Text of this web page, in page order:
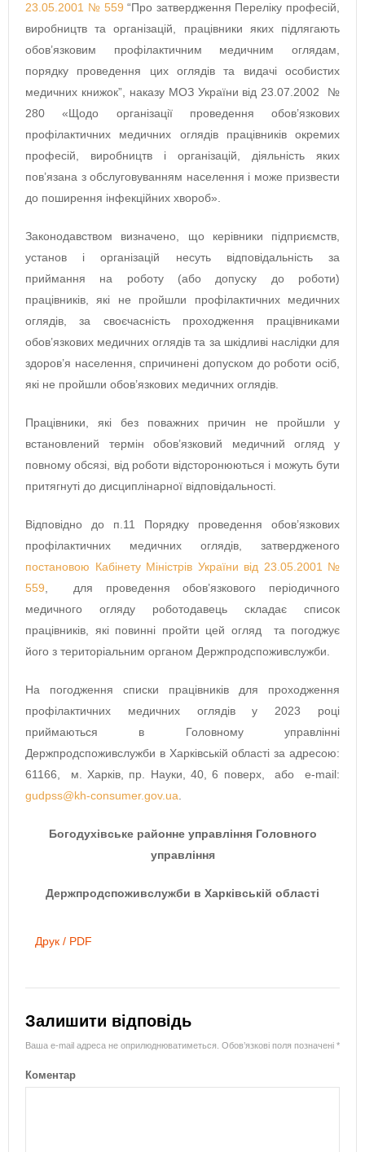
23.05.2001 № 559 “Про затвердження Переліку професій,
виробництв та організацій, працівники яких підлягають
обов’язковим профілактичним медичним оглядам,
порядку проведення цих оглядів та видачі особистих
медичних книжок”, наказу МОЗ України від 23.07.2002 №
280 «Щодо організації проведення обов’язкових
профілактичних медичних оглядів працівників окремих
професій, виробництв і організацій, діяльність яких
пов’язана з обслуговуванням населення і може призвести
до поширення інфекційних хвороб».
Законодавством визначено, що керівники підприємств,
установ і організацій несуть відповідальність за
приймання на роботу (або допуску до роботи)
працівників, які не пройшли профілактичних медичних
оглядів, за своєчасність проходження працівниками
обов’язкових медичних оглядів та за шкідливі наслідки для
здоров’я населення, спричинені допуском до роботи осіб,
які не пройшли обов’язкових медичних оглядів.
Працівники, які без поважних причин не пройшли у
встановлений термін обов’язковий медичний огляд у
повному обсязі, від роботи відсторонюються і можуть бути
притягнуті до дисциплінарної відповідальності.
Відповідно до п.11 Порядку проведення обов’язкових
профілактичних медичних оглядів, затвердженого
постановою Кабінету Міністрів України від 23.05.2001 №
559, для проведення обов’язкового періодичного
медичного огляду роботодавець складає список
працівників, які повинні пройти цей огляд та погоджує
його з територіальним органом Держпродспоживслужби.
На погодження списки працівників для проходження
профілактичних медичних оглядів у 2023 році
приймаються в Головному управлінні
Держпродспоживслужби в Харківській області за адресою:
61166, м. Харків, пр. Науки, 40, 6 поверх, або e-mail:
gudpss@kh-consumer.gov.ua.
Богодухівське районне управління Головного
управління
Держпродспоживслужби в Харківській області
Друк / PDF
Залишити відповідь
Ваша e-mail адреса не оприлюднюватиметься. Обов’язкові поля позначені *
Коментар